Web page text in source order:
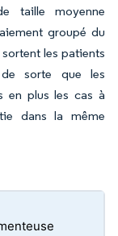
taille moyenne
groupé du
les patients
sorte que les
en plus les cas à
dans la même